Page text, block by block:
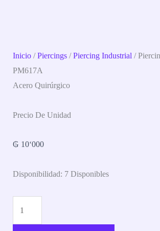
Inicio /Piercings /Piercing Industrial /
PM617A
Acero Quirúrgico
Precio De Unidad
₲ 10‘000
Disponibilidad: 7 Disponibles